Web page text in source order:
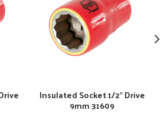
Insulated Socket 1/2″ Drive
9mm 31609